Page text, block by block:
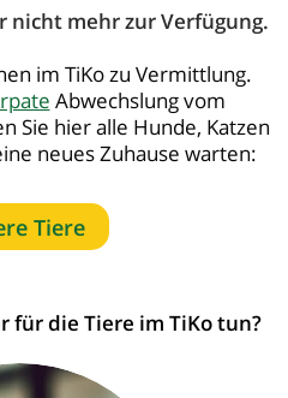
nicht mehr zur Verfügung.
im TiKo zu Vermittlung.
Abwechslung vom
Sie hier alle Hunde, Katzen
neues Zuhause warten:
Tiere
für die Tiere im TiKo tun?